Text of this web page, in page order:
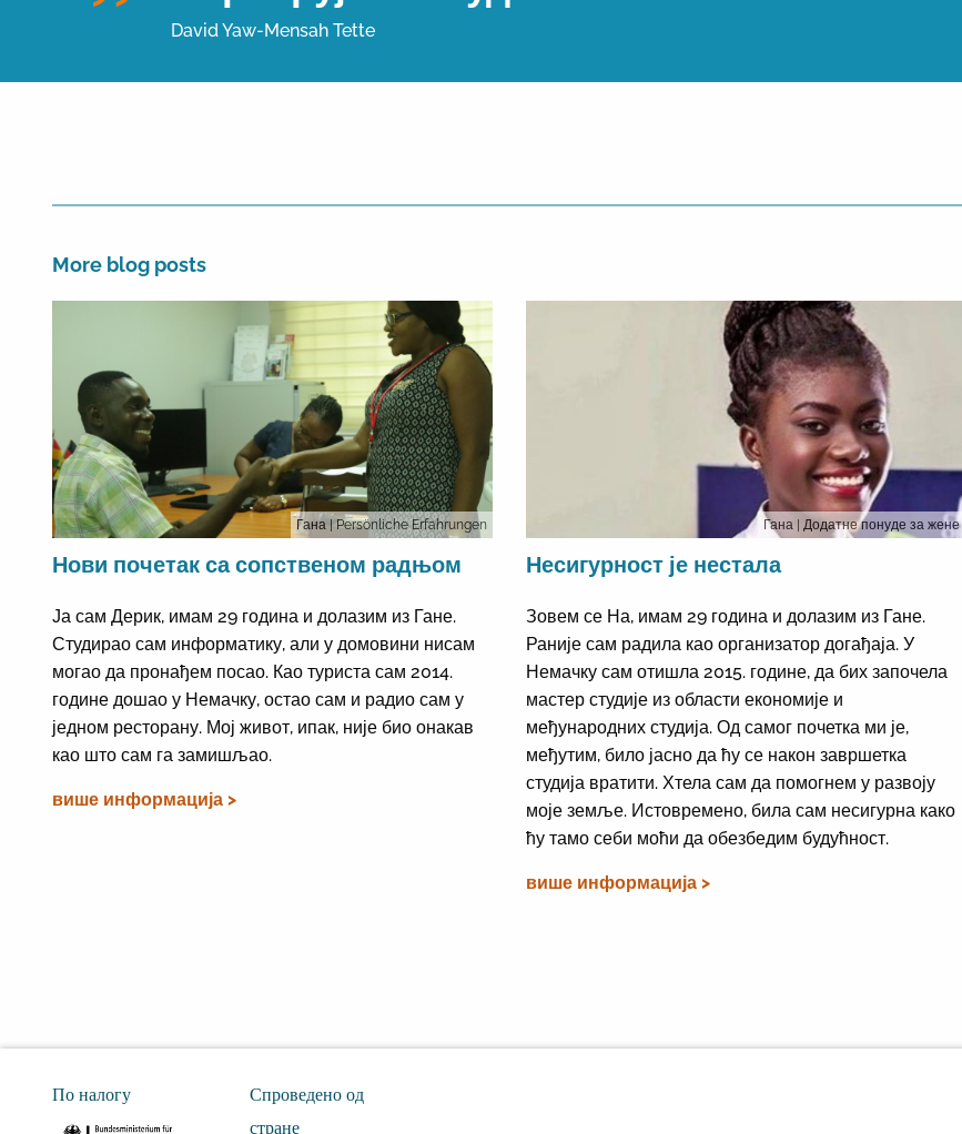
David Yaw-Mensah Tette
More blog posts
Гана | Persönliche Erfahrungen
Нови почетак са сопственом радњом
Ја сам Дерик, имам 29 година и долазим из Гане.
Студирао сам информатику, али у домовини нисам
могао да пронађем посао. Као туриста сам 2014.
године дошао у Немачку, остао сам и радио сам у
једном ресторану. Мој живот, ипак, није био онакав
као што сам га замишљао.
више информација >
Гана | Додатне понуде за жене
Несигурност је нестала
Зовем се На, имам 29 година и долазим из Гане.
Раније сам радила као организатор догађаја. У
Немачку сам отишла 2015. године, да бих започела
мастер студије из области економије и
међународних студија. Од самог почетка ми је,
међутим, било јасно да ћу се након завршетка
студија вратити. Хтела сам да помогнем у развоју
моје земље. Истовремено, била сам несигурна како
ћу тамо себи моћи да обезбедим будућност.
више информација >
По налогу
Спроведено од
стране